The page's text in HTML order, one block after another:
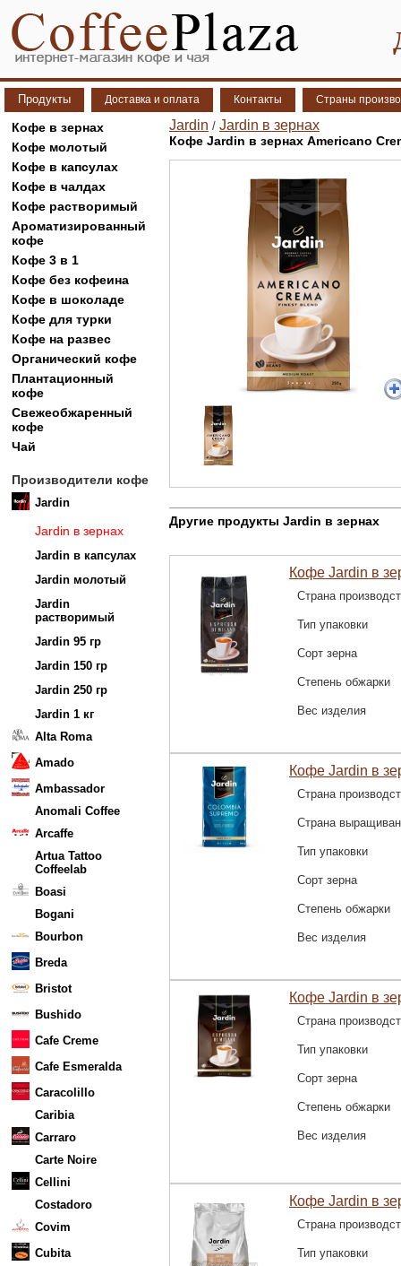
Продукты Доставка и оплата Контакты Страны
Кофе в зернах
Кофе молотый
Кофе в капсулах
Кофе в чалдах
Кофе растворимый
Ароматизированный
кофе
Кофе 3 в 1
Кофе без кофеина
Кофе в шоколаде
Кофе для турки
Кофе на развес
Органический кофе
Плантационный
кофе
Свежеобжаренный
кофе
Чай
Производители кофе
Jardin
Jardin в зернах
Jardin в капсулах
Jardin молотый
Jardin
растворимый
Jardin 95 гр
Jardin 150 гр
Jardin 250 гр
Jardin 1 кг
Alta Roma
Amado
Ambassador
Anomali Coffee
Arcaffe
Artua Tattoo
Coffeelab
Boasi
Bogani
Bourbon
Breda
Bristot
Bushido
Cafe Creme
Cafe Esmeralda
Caracolillo
Caribia
Carraro
Carte Noire
Cellini
Costadoro
Covim
Cubita
Jardin / Jardin в зернах
Кофе Jardin в зернах Americano
Другие продукты Jardin в зернах
Кофе Jardin в
Страна
Тип упаковки
Сорт зерна
Степень обжарки
Вес изделия
Кофе Jardin в
Страна
Страна
Тип упаковки
Сорт зерна
Степень обжарки
Вес изделия
Кофе Jardin в
Страна
Тип упаковки
Сорт зерна
Степень обжарки
Вес изделия
Кофе Jardin в
Страна
Тип упаковки